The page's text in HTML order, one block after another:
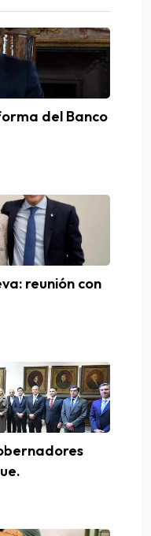
del Banco
reunión con